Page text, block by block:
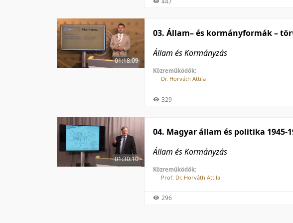
01:18:09
03. Állam– és kormányformák –
Állam és Kormányzás
Közreműködők:
Dr. Horváth Attila
329
01:30:10
04. Magyar állam és politika 1945-
Állam és Kormányzás
Közreműködők:
Prof. Dr. Horváth Attila
296